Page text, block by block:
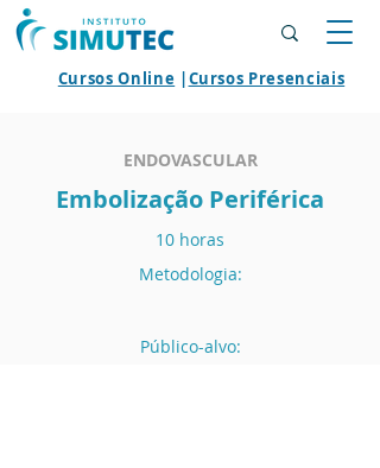
Cursos Online |Cursos Presenciais
ENDOVASCULAR
Embolização Periférica
10 horas
Metodologia:
Público-alvo: